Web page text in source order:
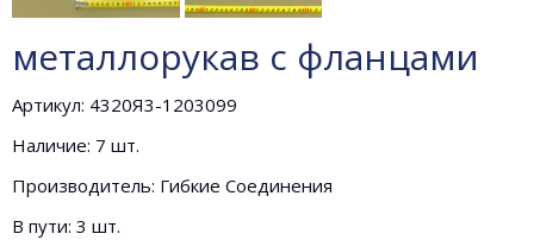
металлорукав с фланцами
Артикул: 4320Я3-1203099
Наличие: 7 шт.
Производитель: Гибкие Cоединения
В пути: 3 шт.